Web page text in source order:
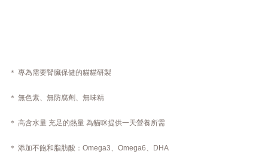
＊ 專為需要腎臟保健的貓貓研製
＊ 無色素、無防腐劑、無味精
＊ 高含水量 充足的熱量 為貓咪提供一天營養所需
＊ 添加不飽和脂肪酸：Omega3、Omega6、DHA